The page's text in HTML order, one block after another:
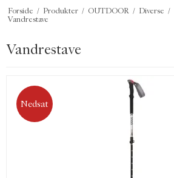
Forside / Produkter / OUTDOOR / Diverse /
Vandrestave
Vandrestave
Nedsat